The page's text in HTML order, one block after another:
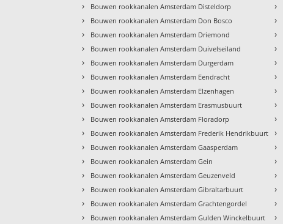
› Bouwen rookkanalen Amsterdam Disteldorp
› Bouwen rookkanalen Amsterdam Don Bosco
› Bouwen rookkanalen Amsterdam Driemond
› Bouwen rookkanalen Amsterdam Duivelseiland
› Bouwen rookkanalen Amsterdam Durgerdam
› Bouwen rookkanalen Amsterdam Eendracht
› Bouwen rookkanalen Amsterdam Elzenhagen
› Bouwen rookkanalen Amsterdam Erasmusbuurt
› Bouwen rookkanalen Amsterdam Floradorp
› Bouwen rookkanalen Amsterdam Frederik Hendrikbuurt
› Bouwen rookkanalen Amsterdam Gaasperdam
› Bouwen rookkanalen Amsterdam Gein
› Bouwen rookkanalen Amsterdam Geuzenveld
› Bouwen rookkanalen Amsterdam Gibraltarbuurt
› Bouwen rookkanalen Amsterdam Grachtengordel
› Bouwen rookkanalen Amsterdam Gulden Winckelbuurt
›
›
›
›
›
›
›
›
›
›
›
›
›
›
›
›